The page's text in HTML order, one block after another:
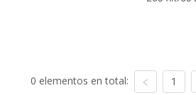
0 elementos en total: 1